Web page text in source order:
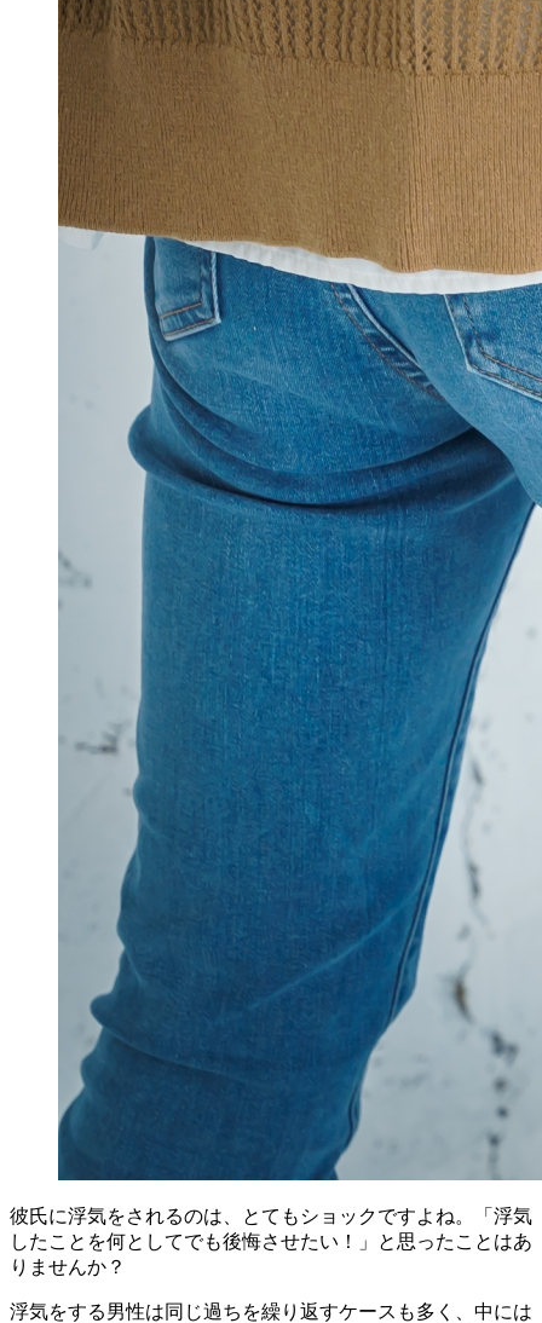
彼氏に浮気をされるのは、とてもショックですよね。「浮気
したことを何としてでも後悔させたい！」と思ったことはあ
りませんか？
浮気をする男性は同じ過ちを繰り返すケースも多く、中には